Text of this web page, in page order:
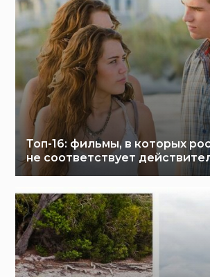
Топ-16: фильмы, в которых
не соответствует